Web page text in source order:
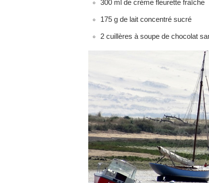
300 ml de crème fleurette fraîche
175 g de lait concentré sucré
2 cuillères à soupe de chocolat